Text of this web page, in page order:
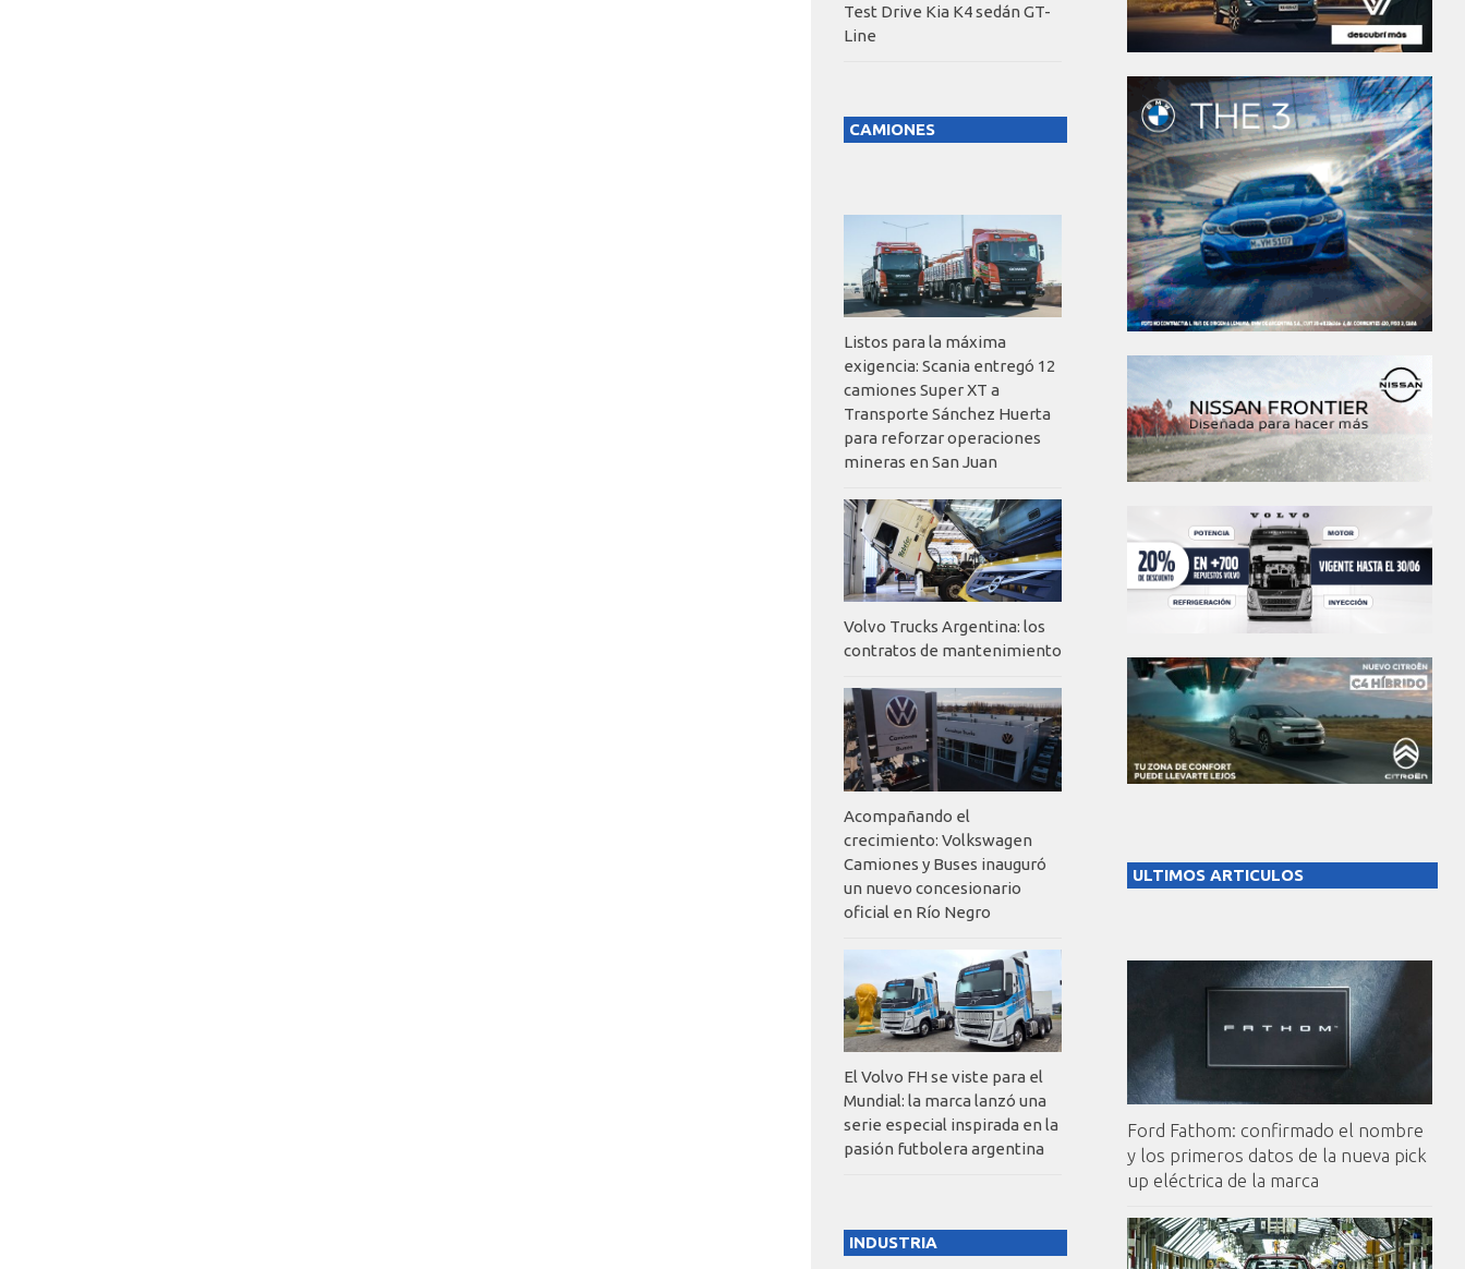
ULTIMOS ARTICULOS
Ford Fathom: confirmado el nombre
y los primeros datos de la nueva pick
up eléctrica de la marca
Test Drive Kia K4 sedán GT-
Line
CAMIONES
Listos para la máxima
exigencia: Scania entregó 12
camiones Super XT a
Transporte Sánchez Huerta
para reforzar operaciones
mineras en San Juan
Volvo Trucks Argentina: los
contratos de mantenimiento
Acompañando el
crecimiento: Volkswagen
Camiones y Buses inauguró
un nuevo concesionario
oficial en Río Negro
El Volvo FH se viste para el
Mundial: la marca lanzó una
serie especial inspirada en la
pasión futbolera argentina
INDUSTRIA